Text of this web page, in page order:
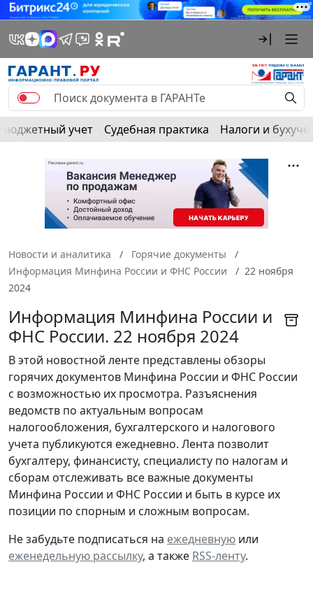
Бюджетный учет Судебная практика Налоги и
Новости и аналитика
Горячие документы
Информация Минфина России и ФНС России
22 ноября
2024
Информация Минфина России и
ФНС России. 22 ноября 2024
В этой новостной ленте представлены обзоры
горячих документов Минфина России и ФНС России
с возможностью их просмотра. Разъяснения
ведомств по актуальным вопросам
налогообложения, бухгалтерского и налогового
учета публикуются ежедневно. Лента позволит
бухгалтеру, финансисту, специалисту по налогам и
сборам отслеживать все важные документы
Минфина России и ФНС России и быть в курсе их
позиции по спорным и сложным вопросам.
Не забудьте подписаться на ежедневную или
еженедельную рассылку, а также RSS-ленту.